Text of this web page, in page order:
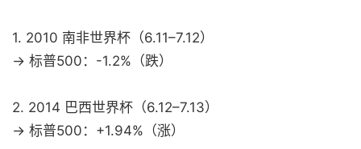
1. 2010 南非世界杯（6.11–7.12）
→ 标普500：-1.2%（跌）
2. 2014 巴西世界杯（6.12–7.13）
→ 标普500：+1.94%（涨）